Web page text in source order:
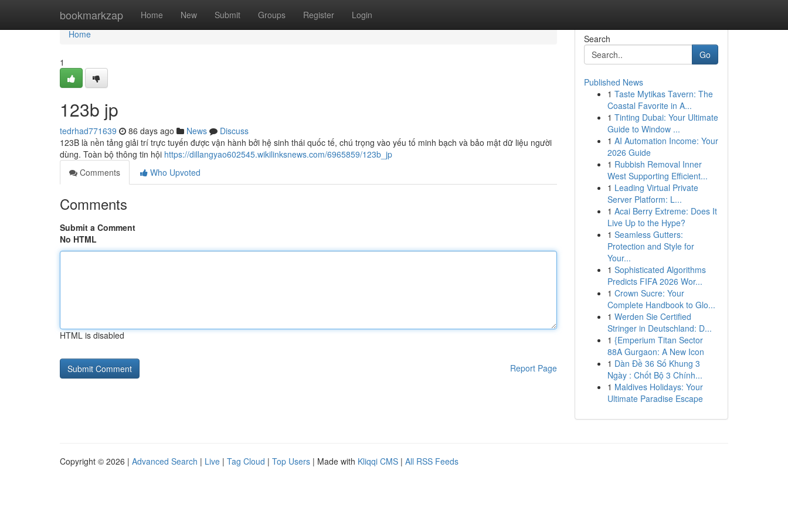
bookmarkzap Home New Submit Groups Register Login
Home
Home
1
123b jp
tedrhad771639 86 days ago News
Discuss
123B là nền tảng giải trí trực tuyến được vận hành bởi hệ sinh thái quốc tế, chú trọng vào yếu tố minh bạch và bảo mật dữ liệu người
dùng. Toàn bộ thông tin hội https://dillangyao602545.wikilinksnews.com/6965859/123b_jp
Comments
Who Upvoted
Comments
Submit a Comment
No HTML
HTML is disabled
Report Page
Search
Go
Published News
1 Taste Mytikas Tavern: The
Coastal Favorite in A...
1 Tinting Dubai: Your Ultimate
Guide to Window ...
1 AI Automation Income: Your
2026 Guide
1 Rubbish Removal Inner
West Supporting Efficient...
1 Leading Virtual Private
Server Platform: L...
1 Acai Berry Extreme: Does It
Live Up to the Hype?
1 Seamless Gutters:
Protection and Style for
Your...
1 Sophisticated Algorithms
Predicts FIFA 2026 Wor...
1 Crown Sucre: Your
Complete Handbook to Glo...
1 Werden Sie Certified
Stringer in Deutschland: D...
1 {Emperium Titan Sector
88A Gurgaon: A New Icon
1 Dàn Đề 36 Số Khung 3
Ngày : Chốt Bộ 3 Chính...
1 Maldives Holidays: Your
Ultimate Paradise Escape
Copyright © 2026 | Advanced Search | Live | Tag Cloud | Top Users | Made with Kliqqi CMS | All RSS Feeds